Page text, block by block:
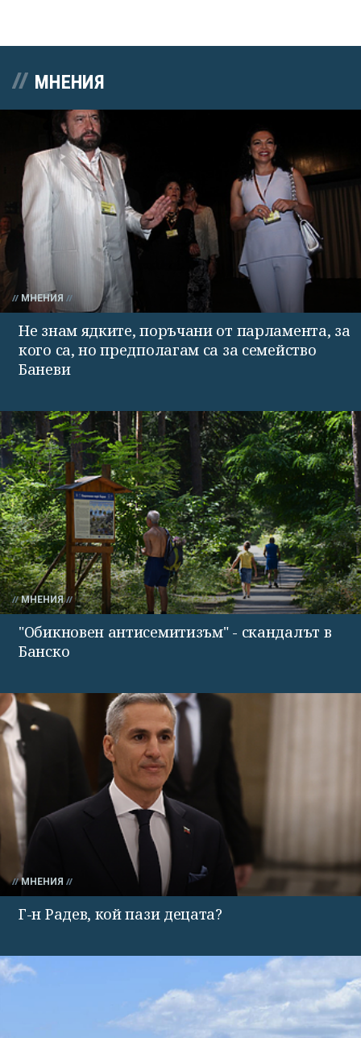
МНЕНИЯ
МНЕНИЯ
Не знам ядките, поръчани от парламента, за
кого са, но предполагам са за семейство
Баневи
МНЕНИЯ
"Обикновен антисемитизъм" - скандалът в
Банско
МНЕНИЯ
Г-н Радев, кой пази децата?